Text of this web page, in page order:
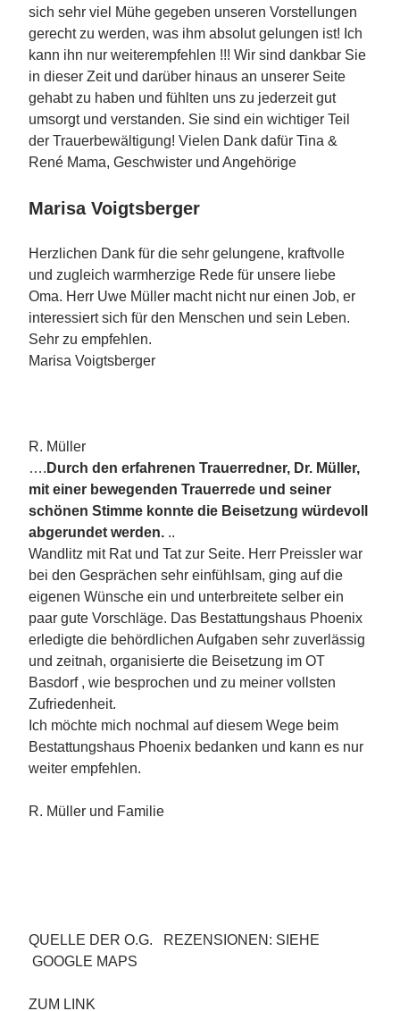
sich sehr viel Mühe gegeben unseren Vorstellungen
gerecht zu werden, was ihm absolut gelungen ist! Ich
kann ihn nur weiterempfehlen !!! Wir sind dankbar Sie
in dieser Zeit und darüber hinaus an unserer Seite
gehabt zu haben und fühlten uns zu jederzeit gut
umsorgt und verstanden. Sie sind ein wichtiger Teil
der Trauerbewältigung! Vielen Dank dafür Tina &
René Mama, Geschwister und Angehörige
Marisa Voigtsberger
Herzlichen Dank für die sehr gelungene, kraftvolle
und zugleich warmherzige Rede für unsere liebe
Oma. Herr Uwe Müller macht nicht nur einen Job, er
interessiert sich für den Menschen und sein Leben.
Sehr zu empfehlen.
Marisa Voigtsberger
R. Müller
…. Durch den erfahrenen Trauerredner, Dr. Müller,
mit einer bewegenden Trauerrede und seiner
schönen Stimme konnte die Beisetzung würdevoll
abgerundet werden. ..
Wandlitz mit Rat und Tat zur Seite. Herr Preissler war
bei den Gesprächen sehr einfühlsam, ging auf die
eigenen Wünsche ein und unterbreitete selber ein
paar gute Vorschläge. Das Bestattungshaus Phoenix
erledigte die behördlichen Aufgaben sehr zuverlässig
und zeitnah, organisierte die Beisetzung im OT
Basdorf , wie besprochen und zu meiner vollsten
Zufriedenheit.
Ich möchte mich nochmal auf diesem Wege beim
Bestattungshaus Phoenix bedanken und kann es nur
weiter empfehlen.
R. Müller und Familie
QUELLE DER O.G. REZENSIONEN: SIEHE
GOOGLE MAPS
ZUM LINK